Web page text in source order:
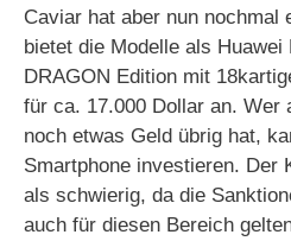
Caviar hat aber nun nochmal
bietet die Modelle als Huawei
DRAGON Edition mit
für ca. 17.000 Dollar an. Wer
noch etwas Geld übrig hat,
Smartphone investieren. Der
als schwierig, da die
auch für diesen Bereich